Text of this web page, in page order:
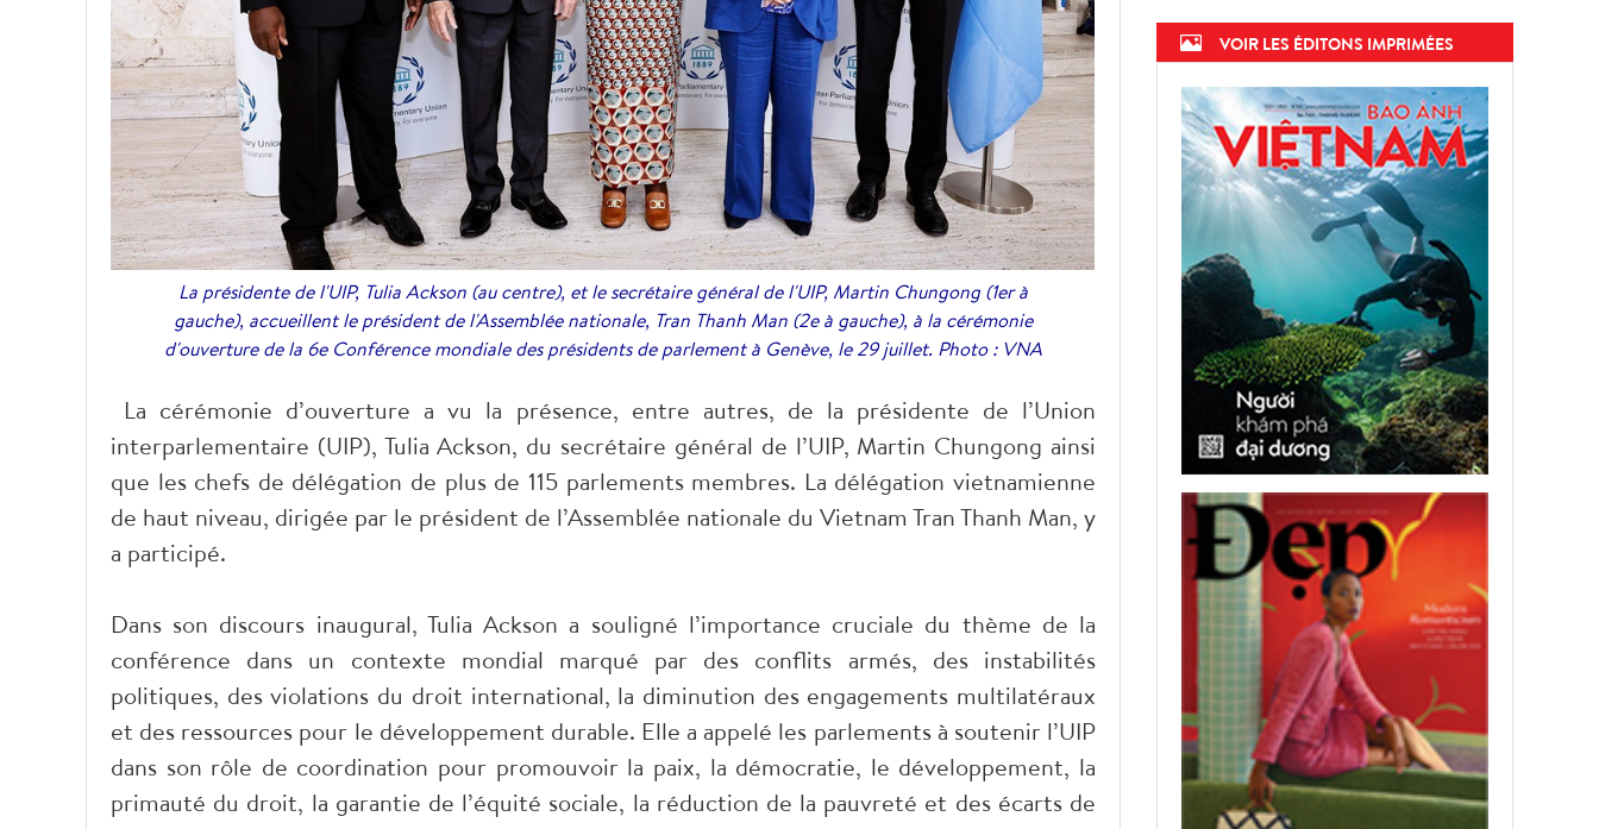
La présidente de l'UIP, Tulia Ackson (au centre), et le secrétaire général de l'UIP, Martin Chungong (1er à
gauche), accueillent le président de l'Assemblée nationale, Tran Thanh Man (2e à gauche), à la cérémonie
d'ouverture de la 6e Conférence mondiale des présidents de parlement à Genève, le 29 juillet. Photo : VNA
La cérémonie d’ouverture a vu la présence, entre autres, de la présidente de l’Union
interparlementaire (UIP), Tulia Ackson, du secrétaire général de l’UIP, Martin Chungong ainsi
que les chefs de délégation de plus de 115 parlements membres. La délégation vietnamienne
de haut niveau, dirigée par le président de l’Assemblée nationale du Vietnam Tran Thanh Man, y
a participé.
Dans son discours inaugural, Tulia Ackson a souligné l’importance cruciale du thème de la
conférence dans un contexte mondial marqué par des conflits armés, des instabilités
politiques, des violations du droit international, la diminution des engagements multilatéraux
et des ressources pour le développement durable. Elle a appelé les parlements à soutenir l’UIP
dans son rôle de coordination pour promouvoir la paix, la démocratie, le développement, la
primauté du droit, la garantie de l’équité sociale, la réduction de la pauvreté et des écarts de
VOIR LES ÉDITONS IMPRIMÉES